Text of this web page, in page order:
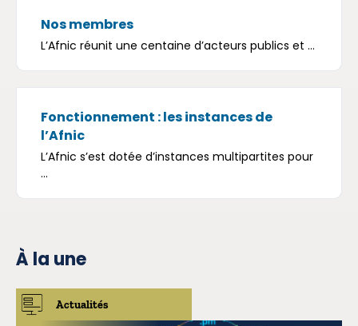
Nos membres
L’Afnic réunit une centaine d’acteurs publics et ...
Fonctionnement : les instances de
l’Afnic
L’Afnic s’est dotée d’instances multipartites pour
...
À la une
Actualités